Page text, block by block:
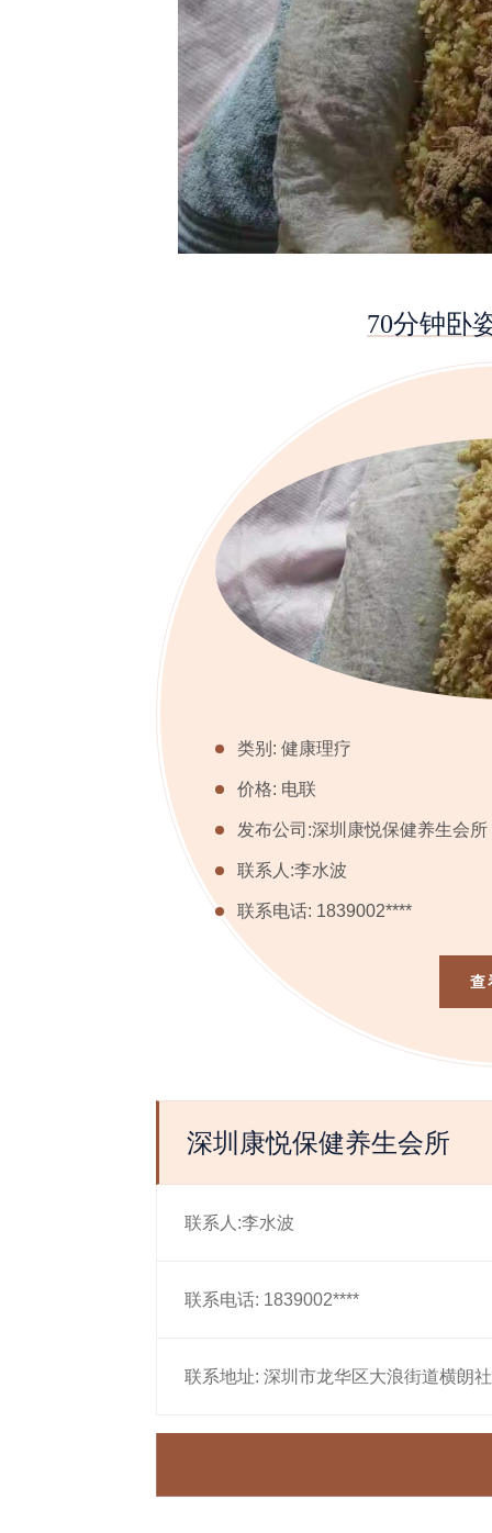
70分钟卧
类别: 健康理疗
价格: 电联
发布公司:深圳康悦保健养生会所
联系人:李水波
联系电话: 1839002****
查
深圳康悦保健养生会所
联系人:李水波
联系电话: 1839002****
联系地址: 深圳市龙华区大浪街道横朗